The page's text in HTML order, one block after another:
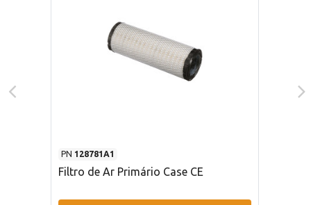
PN 128781A1
Filtro de Ar Primário Case CE